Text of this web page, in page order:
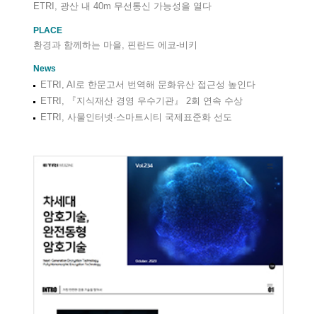
ETRI, 광산 내 40m 무선통신 가능성을 열다
PLACE
환경과 함께하는 마을, 핀란드 에코-비키
News
ETRI, AI로 한문고서 번역해 문화유산 접근성 높인다
ETRI, 『지식재산 경영 우수기관』 2회 연속 수상
ETRI, 사물인터넷·스마트시티 국제표준화 선도